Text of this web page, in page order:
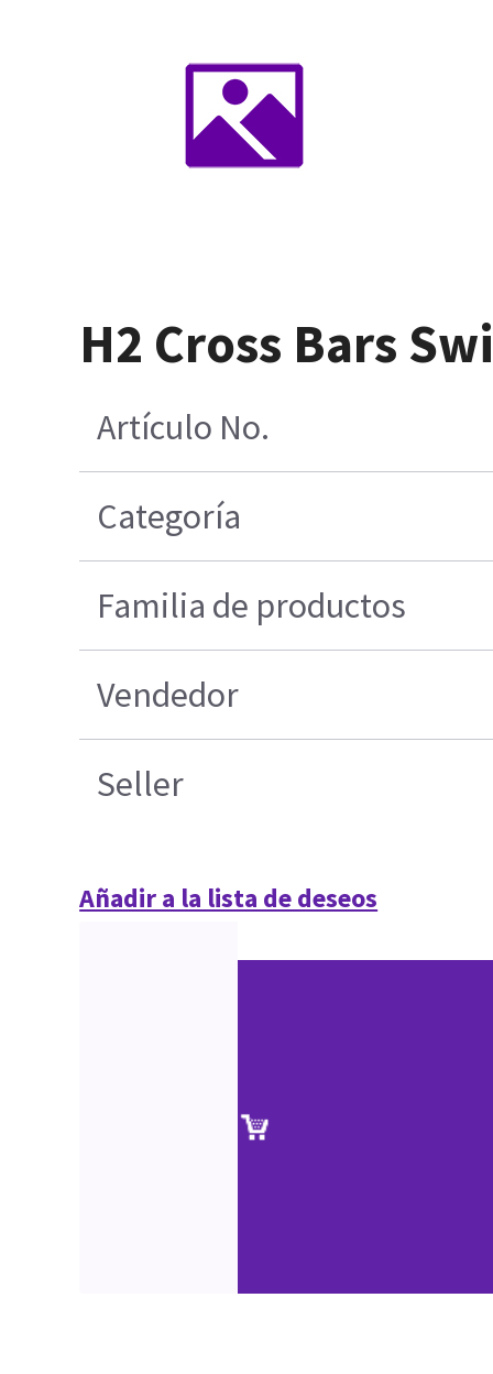
H2 Cross Bars
Artículo No.
Categoría
Familia de productos
Vendedor
Seller
Añadir a la lista de deseos